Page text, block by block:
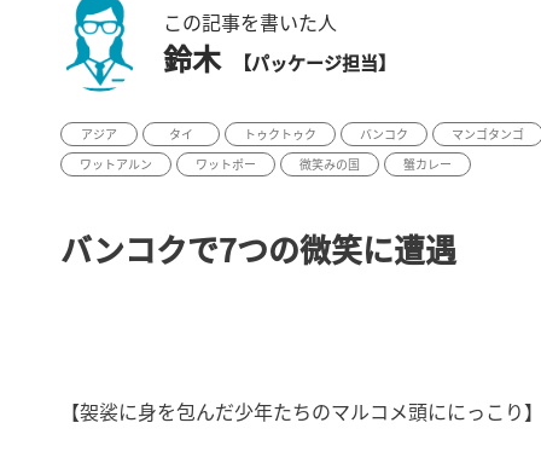
この記事を書いた人
鈴木 【パッケージ担当】
アジア タイ トゥクトゥク バンコク
マンゴタンゴ
ワットアルン
ワットポー 微笑みの国 蟹カレー
バンコクで7つの微笑に遭遇
【袈裟に身を包んだ少年たちのマルコメ頭ににっこり